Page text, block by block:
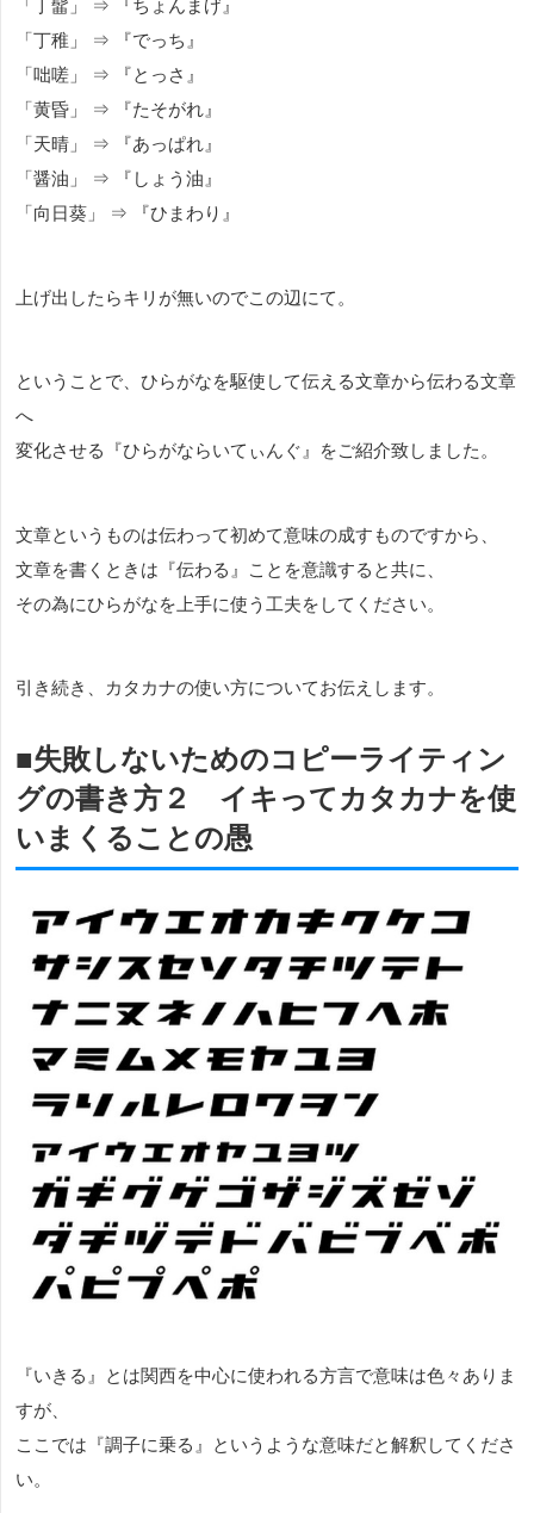
「丁髷」 ⇒ 『ちょんまげ』
「丁稚」 ⇒ 『でっち』
「咄嗟」 ⇒ 『とっさ』
「黄昏」 ⇒ 『たそがれ』
「天晴」 ⇒ 『あっぱれ』
「醤油」 ⇒ 『しょう油』
「向日葵」 ⇒ 『ひまわり』
上げ出したらキリが無いのでこの辺にて。
ということで、ひらがなを駆使して伝える文章から伝わる文章
へ
変化させる『ひらがならいてぃんぐ』をご紹介致しました。
文章というものは伝わって初めて意味の成すものですから、
文章を書くときは『伝わる』ことを意識すると共に、
その為にひらがなを上手に使う工夫をしてください。
引き続き、カタカナの使い方についてお伝えします。
■失敗しないためのコピーライティン
グの書き方２ イキってカタカナを使
いまくることの愚
『いきる』とは関西を中心に使われる方言で意味は色々ありま
すが、
ここでは『調子に乗る』というような意味だと解釈してくださ
い。